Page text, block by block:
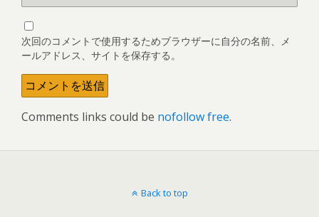
次回のコメントで使用するためブラウザーに自分の名前、メ
ールアドレス、サイトを保存する。
Comments links could be nofollow free.
Back to top